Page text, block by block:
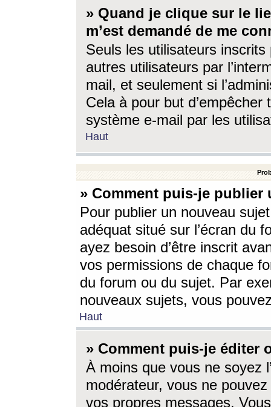
» Quand je clique sur le
m’est demandé de me
Seuls les utilisateurs
autres utilisateurs par
mail, et seulement si
Cela à pour but
système e-mail par les
Haut
» Comment puis-je
Pour publier un nouveau
adéquat situé sur l’écran du
ayez besoin d’être inscrit
vos permissions de chaque
du forum ou du sujet. Par
nouveaux sujets, vous
Haut
» Comment puis-je éditer
À moins que vous ne soyez
modérateur, vous ne
vos propres messages.